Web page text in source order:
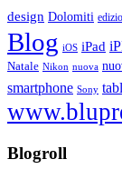
design Dolomiti
Blog iOS iPad
Natale Nikon nuova
smartphone Sony
Blogroll